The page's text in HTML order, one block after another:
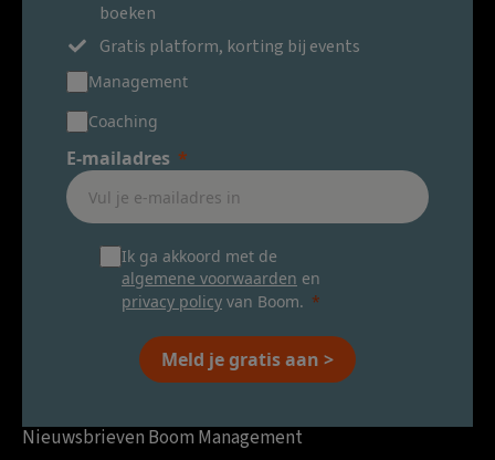
boeken
Gratis platform, korting bij events
Management
Coaching
E-mailadres
Ik ga akkoord met de
algemene voorwaarden en
privacy policy van Boom.
Meld je gratis aan >
Nieuwsbrieven Boom Management